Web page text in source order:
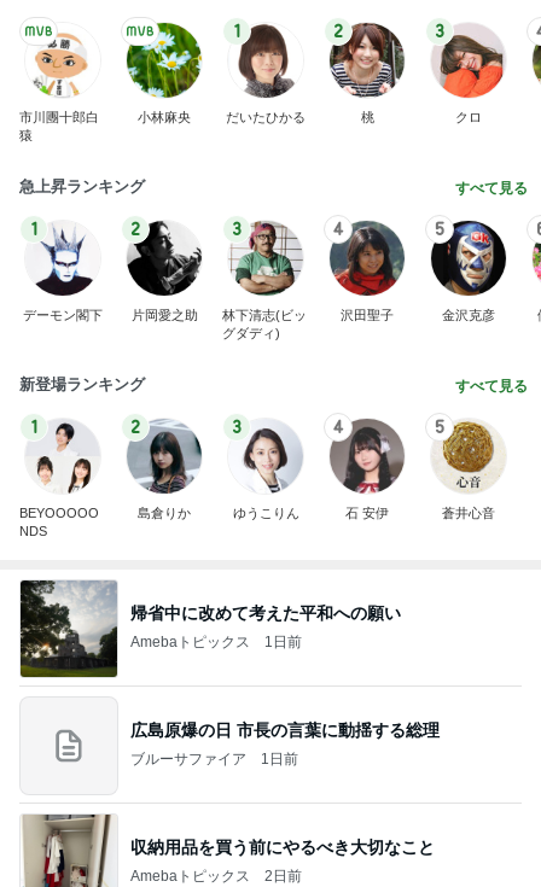
市川團十郎白
猿
小林麻央
1
だいたひかる
2
桃
3
クロ
急上昇ランキング すべて見る
1
デーモン閣下
2
片岡愛之助
3
林下清志(ビッ
グダディ)
4
沢田聖子
5
金沢克彦
新登場ランキング すべて見る
1
BEYOOOOO
NDS
2
島倉りか
3
ゆうこりん
4
石 安伊
5
蒼井心音
帰省中に改めて考えた平和への願い
Amebaトピックス 1日前
広島原爆の日 市長の言葉に動揺する総理
ブルーサファイア 1日前
収納用品を買う前にやるべき大切なこと
Amebaトピックス 2日前